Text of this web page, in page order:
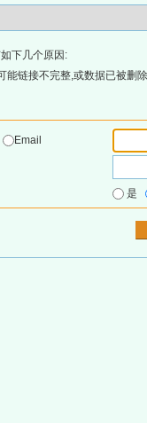
下几个原因:
能链接不完整,或数据已被删
Email
是